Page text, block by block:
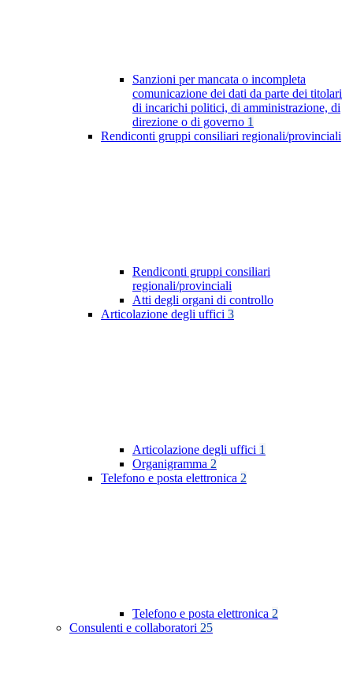
Sanzioni per mancata o incompleta
comunicazione dei dati da parte dei titolari
di incarichi politici, di amministrazione, di
direzione o di governo 1
Rendiconti gruppi consiliari regionali/provinciali
Rendiconti gruppi consiliari
regionali/provinciali
Atti degli organi di controllo
Articolazione degli uffici 3
Articolazione degli uffici 1
Organigramma 2
Telefono e posta elettronica 2
Telefono e posta elettronica 2
Consulenti e collaboratori 25